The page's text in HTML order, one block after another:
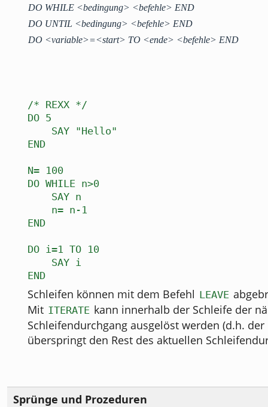
DO WHILE <bedingung> <befehle> END
DO UNTIL <bedingung> <befehle> END
DO <variable>=<start> TO <ende> <befehle> END
/* REXX */
DO 5
SAY "Hello"
END
N= 100
DO WHILE n>0
SAY n
n= n-1
END
DO i=1 TO 10
SAY i
END
Schleifen können mit dem Befehl LEAVE
Mit ITERATE kann innerhalb der Schleife der
Schleifendurchgang ausgelöst werden (d.h. der
überspringt den Rest des aktuellen
Sprünge und Prozeduren